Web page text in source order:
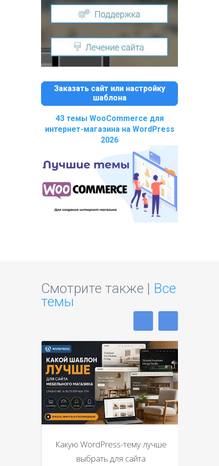
Заказать сайт или настройку
шаблона
43 темы WooCommerce для
интернет-магазина на WordPress
2026
Смотрите также | Все
темы
Какую WordPress-тему лучше
выбрать для сайта